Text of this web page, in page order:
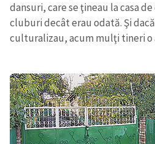
dansuri, care se ţineau la casa
cluburi decât erau odată. Şi
culturalizau, acum mulţi tineri o